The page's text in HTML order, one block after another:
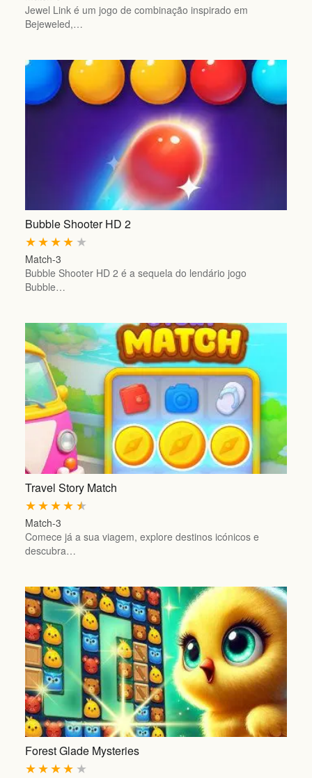
Jewel Link é um jogo de combinação inspirado em
Bejeweled,…
Bubble Shooter HD 2
★
★
★
★
★
Match-3
Bubble Shooter HD 2 é a sequela do lendário jogo
Bubble…
Travel Story Match
★
★
★
★
★
Match-3
Comece já a sua viagem, explore destinos icónicos e
descubra…
Forest Glade Mysteries
★
★
★
★
★